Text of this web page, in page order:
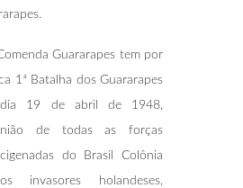
Guararapes tem por
1ª Batalha dos Guararapes
19 de abril de 1948,
de todas as forças
do Brasil Colônia
invasores holandeses,